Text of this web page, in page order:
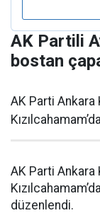
AK Partili
bostan
AK Parti Ankara
AK Parti Ankara
düzenlendi.